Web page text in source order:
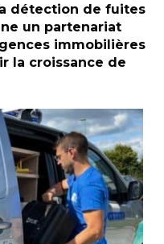
détection de fuites
un partenariat
immobilières
la croissance de